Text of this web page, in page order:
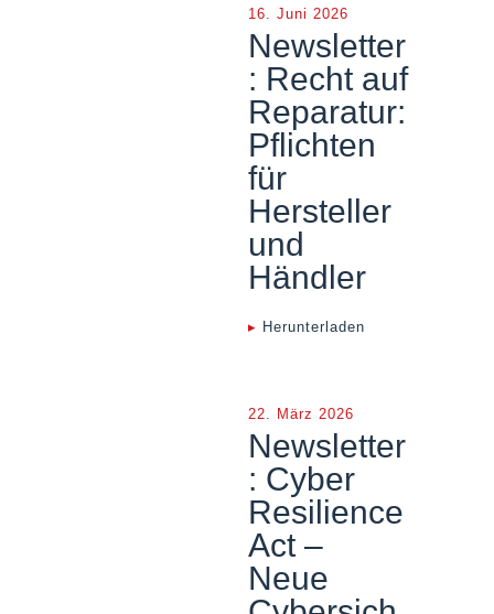
16. Juni 2026
Newsletter
: Recht auf
Reparatur:
Pflichten
für
Hersteller
und
Händler
▸ Herunterladen
22. März 2026
Newsletter
: Cyber
Resilience
Act –
Neue